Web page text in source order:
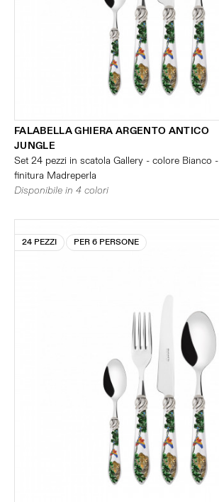
FALABELLA GHIERA ARGENTO ANTICO
JUNGLE
Set 24 pezzi in scatola Gallery - colore Bianco -
finitura Madreperla
Disponibile in 4 colori
24 PEZZI PER 6 PERSONE